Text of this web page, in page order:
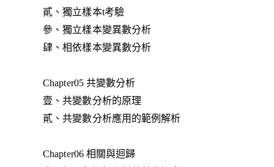
貳、獨立樣本t考驗
參、獨立樣本變異數分析
肆、相依樣本變異數分析
Chapter05 共變數分析
壹、共變數分析的原理
貳、共變數分析應用的範例解析
Chapter06 相關與迴歸